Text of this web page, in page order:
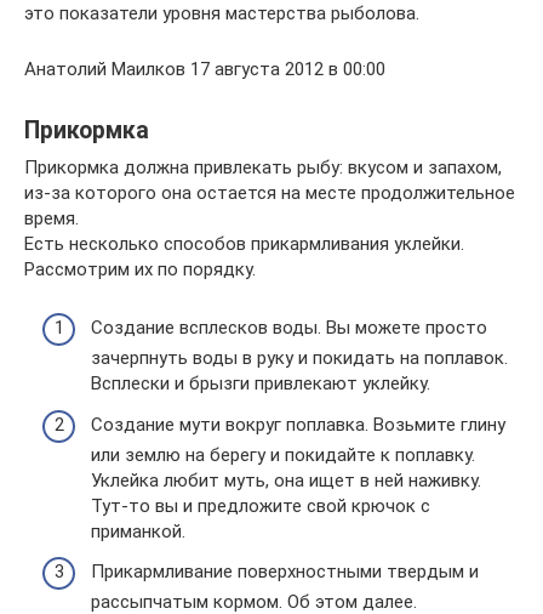
это показатели уровня мастерства рыболова.
Анатолий Маилков 17 августа 2012 в 00:00
Прикормка
Прикормка должна привлекать рыбу: вкусом и запахом,
из-за которого она остается на месте продолжительное
время.
Есть несколько способов прикармливания уклейки.
Рассмотрим их по порядку.
Создание всплесков воды. Вы можете просто
зачерпнуть воды в руку и покидать на поплавок.
Всплески и брызги привлекают уклейку.
Создание мути вокруг поплавка. Возьмите глину
или землю на берегу и покидайте к поплавку.
Уклейка любит муть, она ищет в ней наживку.
Тут-то вы и предложите свой крючок с
приманкой.
Прикармливание поверхностными твердым и
рассыпчатым кормом. Об этом далее.